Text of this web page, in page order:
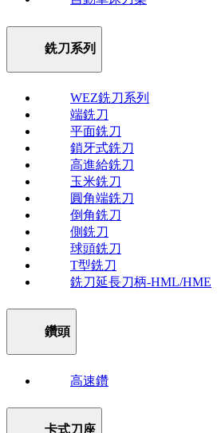
銑刀系列
WEZ銑刀系列
端銑刀
平面銑刀
鎖牙式銑刀
高進給銑刀
玉米銑刀
圓角端銑刀
倒角銑刀
側銑刀
球頭銑刀
T型銑刀
銑刀延長刀柄-HML/HME
鑽頭
高速鑽
卡式刀座